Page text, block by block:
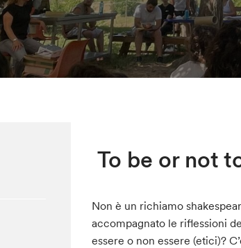
To be or not
Non è un richiamo
accompagnato le riflessioni
essere o non essere (etici)?